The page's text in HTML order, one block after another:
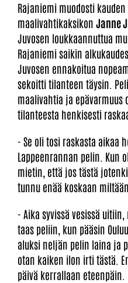
Rajaniemi muodosti
maalivahtikaksikon Janne
Juvosen loukkaannuttua
Rajaniemi saikin
Juvosen ennakoitua
sekoitti tilanteen täysin.
maalivahtia ja epävarmuus
tilanteesta henkisesti
- Se oli tosi raskasta aikaa
Lappeenrannan pelin. Kun
mietin, että jos tästä
tunnu enää koskaan
- Aika syvissä vesissä
taas peliin, kun pääsin
aluksi neljän pelin laina ja
otan kaiken ilon irti tästä.
päivä kerrallaan eteenpäin.